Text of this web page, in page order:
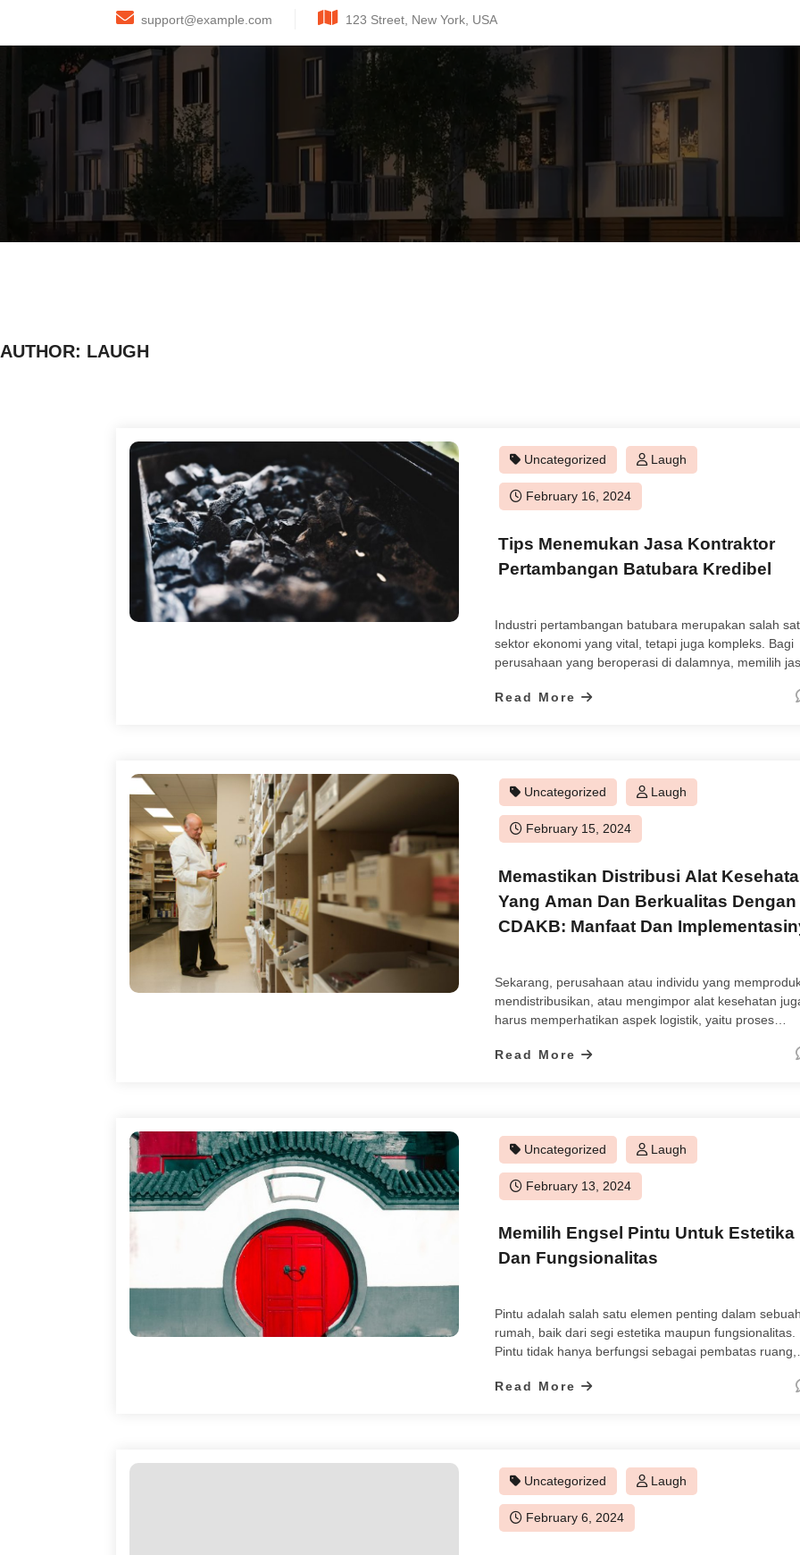
support@example.com 123 Street, New York, USA
AUTHOR: LAUGH
Uncategorized Laugh
Posted
on
February 16, 2024
Tips Menemukan Jasa Kontraktor
Pertambangan Batubara Kredibel
Industri pertambangan batubara merupakan salah
sektor ekonomi yang vital, tetapi juga kompleks. Bagi
perusahaan yang beroperasi di dalamnya, memilih
terpercaya adalah langkah penting untuk memastikan
Read More
Uncategorized Laugh
Posted
on
February 15, 2024
Memastikan Distribusi Alat
Yang Aman Dan Berkualitas Dengan
CDAKB: Manfaat Dan
Sekarang, perusahaan atau individu yang
mendistribusikan, atau mengimpor alat kesehatan
harus memperhatikan aspek logistik, yaitu proses
Metode yang diperlukan adalah distribusi alat
Read More
Uncategorized Laugh
Posted
on
February 13, 2024
Memilih Engsel Pintu Untuk Estetika
Dan Fungsionalitas
Pintu adalah salah satu elemen penting dalam sebuah
rumah, baik dari segi estetika maupun fungsionalitas.
Pintu tidak hanya berfungsi sebagai pembatas ruang,
kenyamanan rumah. Oleh karena itu, memilih pintu
Read More
Uncategorized Laugh
Posted
on
February 6, 2024